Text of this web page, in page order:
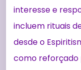
interesse e
incluem rituais
desde o
como reforçado